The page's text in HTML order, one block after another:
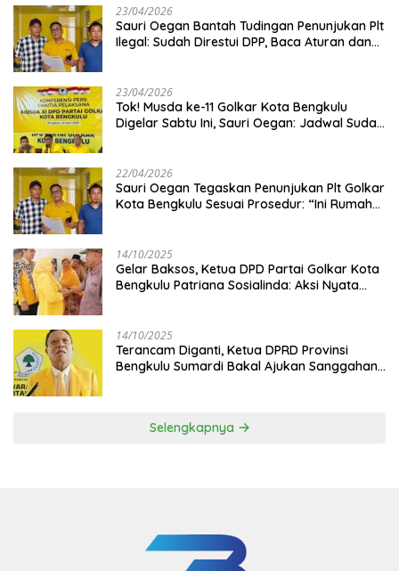
23/04/2026
Sauri Oegan Bantah Tudingan Penunjukan Plt
Ilegal: Sudah Direstui DPP, Baca Aturan dan
23/04/2026
‎Tok! Musda ke-11 Golkar Kota Bengkulu
Digelar Sabtu Ini, Sauri Oegan: Jadwal Sudah
22/04/2026
Sauri Oegan Tegaskan Penunjukan Plt Golkar
Kota Bengkulu Sesuai Prosedur: “Ini Rumah
14/10/2025
‎Gelar Baksos, Ketua DPD Partai Golkar Kota
Bengkulu Patriana Sosialinda: Aksi Nyata
14/10/2025
Terancam Diganti, Ketua DPRD Provinsi
Bengkulu Sumardi Bakal Ajukan Sanggahan
Selengkapnya